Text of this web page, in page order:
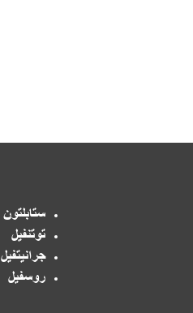
ستابلتون
توتنفيل
جرانيتفيل
روسفيل